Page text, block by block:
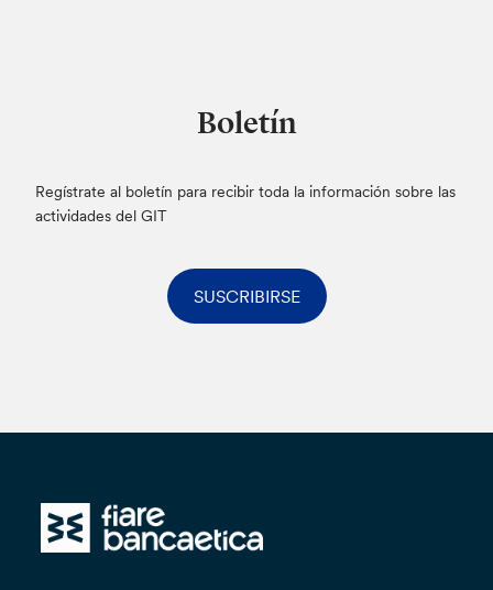
Boletín
Regístrate al boletín para recibir toda la información sobre las
actividades del GIT
SUSCRIBIRSE